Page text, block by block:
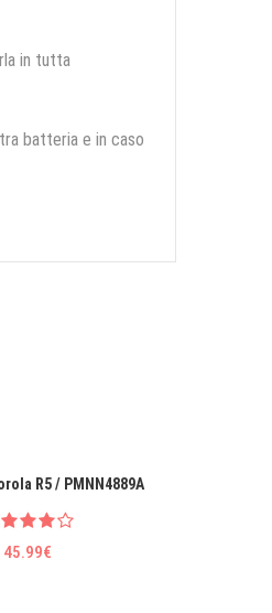
in tutta
batteria e in caso
R5 / PMNN4889A
45.99€